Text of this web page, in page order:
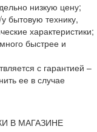
низкую цену;
бытовую технику,
характеристики;
быстрее и
с гарантией –
ее в случае
В МАГАЗИНЕ